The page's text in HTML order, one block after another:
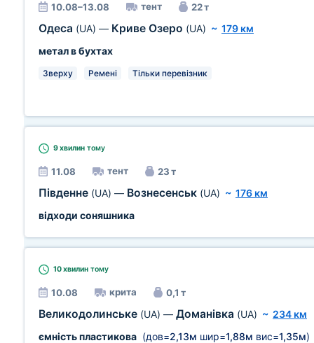
10.08–13.08 тент 22 т
Одеса (UA) — Криве Озеро (UA) ~ 179 км
метал в бухтах
Зверху Ремені Тільки перевізник
9 хвилин тому
11.08 тент 23 т
Південне (UA) — Вознесенськ (UA) ~ 176 км
відходи соняшника
10 хвилин тому
10.08 крита 0,1 т
Великодолинське (UA) — Доманівка (UA) ~ 234 км
ємність пластикова (дов=2,13м шир=1,88м вис=1,35м)